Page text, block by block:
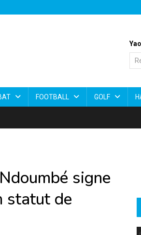
FOOTBALL GOLF
signe
statut de